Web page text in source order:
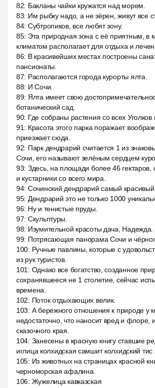
82: Бакланы чайки кружатся над морем.
83: Им рыбку надо, а не зёрен, живут все
84: Субтропиков, все любят зону.
85: Эта природная зона с её приятным, в
климатом располагает для отдыха и
86: В красивейших местах построены
пансионаты.
87: Располагаются города курорты ялта.
88: И Сочи.
89: Ялта имеет свою
ботанический сад.
90: Где собраны растения со всех Уголков
91: Красота этого парка поражает
приезжает сюда.
92: Парк дендрарий считается 1 из
Сочи, его называют зелёным сердцем
93: Здесь, на площади более 46 гектаров,
и кустарники со всего мира.
94: Сочинский дендрарий самый красивый
95: Дендрарий это не только 1000
96: Ну и тенистые пруды.
97: Скульптуры.
98: Изумительной красоты дача, Надежда.
99: Потрясающая панорама Сочи и
100: Ручные павлины, которые с
из рук туристов.
101 : Однако все богатство, созданное
сохранявшееся не 1 столетие, сейчас
времена.
102: Поток отдыхающих велик.
103: А бережного отношения к природе у
недостаточно, что наносит вред и флоре,
сказочного края.
104: Занесены в красную книгу ставшие
иглица колхидская самшит колхидский тис
105: Из животных на страницах красной
черноморская афалина.
106: Жужелица кавказская